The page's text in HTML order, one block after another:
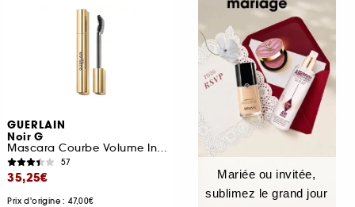
GUERLAIN
Noir G
Mascara Courbe Volume Intense 24H
57
35,25€
Prix d'origine : 47,00€
Mariée ou invitée,
sublimez le grand jour